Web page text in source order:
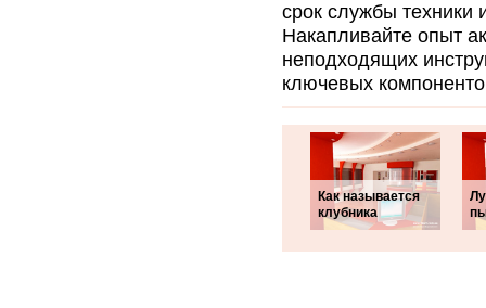
срок службы техники
Накапливайте опыт
неподходящих
ключевых
Как называется
клубника